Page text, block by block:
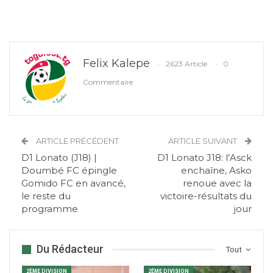
Felix Kalepe 2623 Article
0
Commentaire
ARTICLE PRÉCÉDENT
D1 Lonato (J18) |
Doumbé FC épingle
Gomido FC en avancé,
le reste du
programme
ARTICLE SUIVANT
D1 Lonato J18: l’Asck
enchaîne, Asko
renoue avec la
victoire-résultats du
jour
Tout
Du Rédacteur
2ÈME DIVISION 2ÈME DIVISION